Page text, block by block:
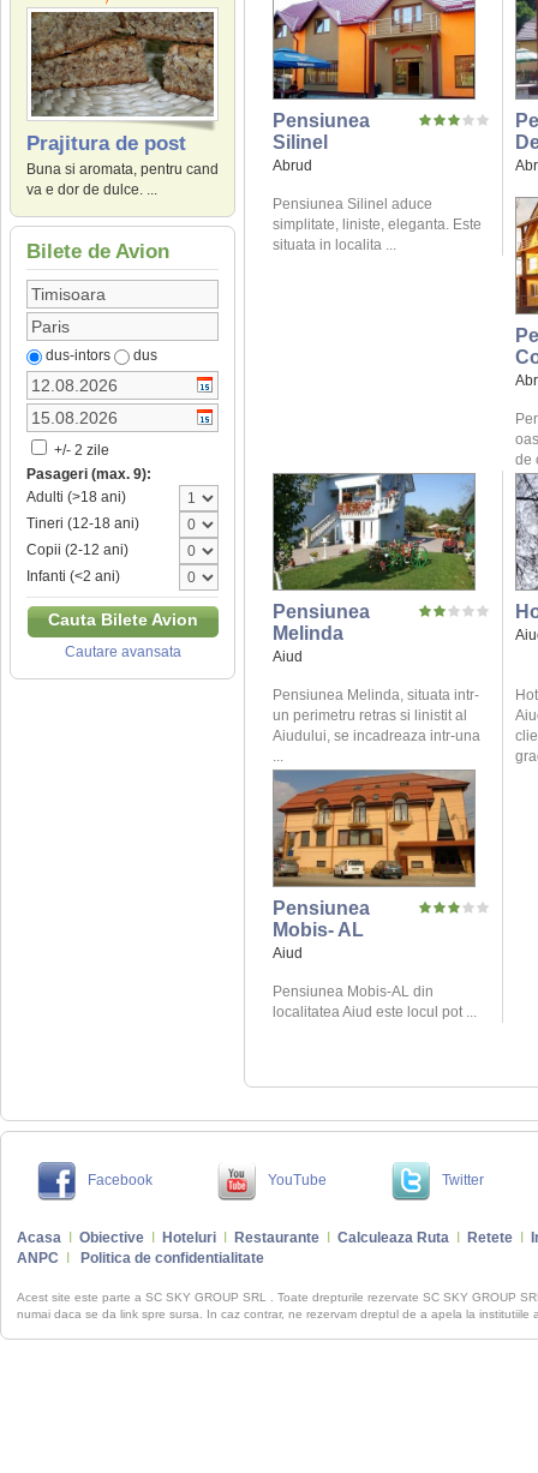
Prajitura de post
Buna si aromata, pentru cand
va e dor de dulce. ...
Bilete de Avion
dus-intors dus
+/- 2 zile
Pasageri (max. 9):
Adulti (>18 ani)
Tineri (12-18 ani)
Copii (2-12 ani)
Infanti (<2 ani)
Cauta Bilete Avion
Cautare avansata
Pensiunea
Silinel
Abrud
Pensiunea Silinel aduce
simplitate, liniste, eleganta. Este
situata in localita ...
de
Pensiunea
Melinda
Aiud
Pensiunea Melinda, situata intr-
un perimetru retras si linistit al
Aiudului, se incadreaza intr-una
...
Pensiunea
Mobis- AL
Aiud
Pensiunea Mobis-AL din
localitatea Aiud este locul pot ...
Facebook YouTube Twitter
Acasa Obiective Hoteluri Restaurante Calculeaza Ruta Retete
ANPC
Politica de confidentialitate
Acest site este parte a SC SKY GROUP SRL . Toate drepturile rezervate SC SKY GROUP
numai daca se da link spre sursa. In caz contrar, ne rezervam dreptul de a apela la institutiile